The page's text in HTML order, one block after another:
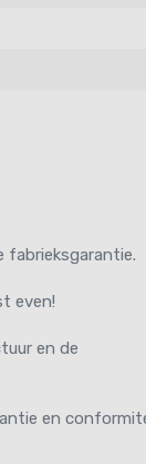
fabrieksgarantie.
even!
en de
en